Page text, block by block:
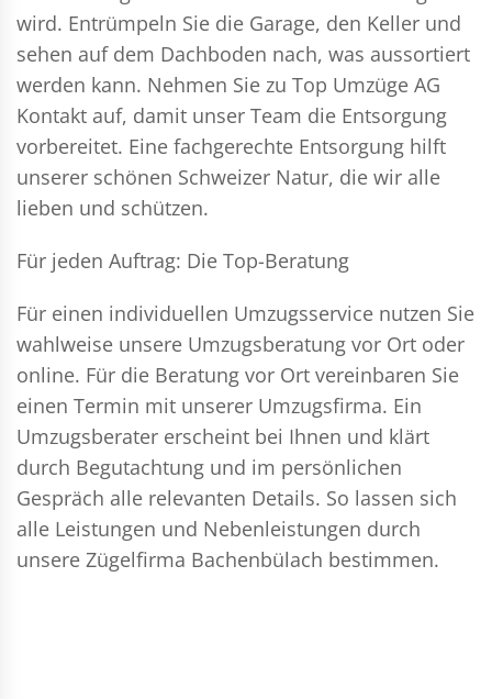
wird. Entrümpeln Sie die Garage, den Keller und
sehen auf dem Dachboden nach, was aussortiert
werden kann. Nehmen Sie zu Top Umzüge AG
Kontakt auf, damit unser Team die Entsorgung
vorbereitet. Eine fachgerechte Entsorgung hilft
unserer schönen Schweizer Natur, die wir alle
lieben und schützen.
Für jeden Auftrag: Die Top-Beratung
Für einen individuellen Umzugsservice nutzen Sie
wahlweise unsere Umzugsberatung vor Ort oder
online. Für die Beratung vor Ort vereinbaren Sie
einen Termin mit unserer Umzugsfirma. Ein
Umzugsberater erscheint bei Ihnen und klärt
durch Begutachtung und im persönlichen
Gespräch alle relevanten Details. So lassen sich
alle Leistungen und Nebenleistungen durch
unsere Zügelfirma Bachenbülach bestimmen.